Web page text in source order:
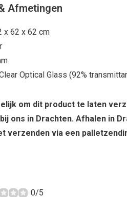
Afmetingen
x 62 x 62 cm
Optical Glass (92%
om dit product te laten
ons in Drachten. Afhalen in
verzenden via een
0/5